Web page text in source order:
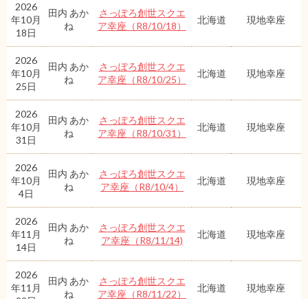
2026
年10月
18日
田内 あか
ね
さっぽろ創世スクエ
ア幸座（R8/10/18）
北海道 現地幸座
2026
年10月
25日
田内 あか
ね
さっぽろ創世スクエ
ア幸座（R8/10/25）
北海道 現地幸座
2026
年10月
31日
田内 あか
ね
さっぽろ創世スクエ
ア幸座（R8/10/31）
北海道 現地幸座
2026
年10月
4日
田内 あか
ね
さっぽろ創世スクエ
ア幸座（R8/10/4）
北海道 現地幸座
2026
年11月
14日
田内 あか
ね
さっぽろ創世スクエ
ア幸座（R8/11/14)
北海道 現地幸座
2026
年11月
田内 あか
ね
さっぽろ創世スクエ
ア幸座（R8/11/22）
北海道 現地幸座